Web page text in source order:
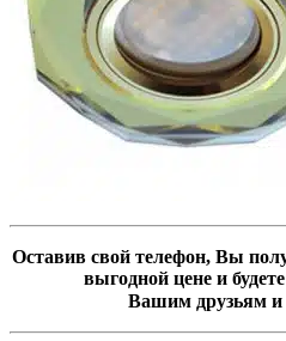
Оставив свой телефон, Вы
выгодной цене и
Вашим друзьям